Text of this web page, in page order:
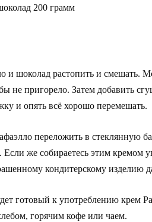
200 грамм
и шоколад растопить и смешать.
не пригорело. Затем добавить
и опять всё хорошо перемешать.
переложить в стеклянную
Если же собираетесь этим кремом
кондитерскому изделию
готовый к употреблению крем
горячим кофе или чаем.